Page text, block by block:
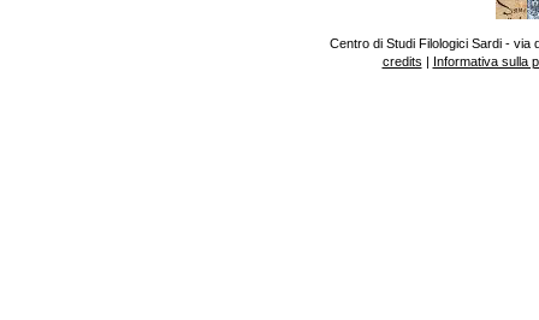
Centro di Studi Filologici Sardi - via
credits | Informativa sulla